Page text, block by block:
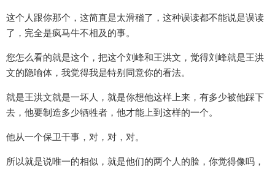
这个人跟你那个，这简直是太滑稽了，这种误读都不能说是误读
了，完全是疯马牛不相及的事。
您怎么看的就是这个，把这个刘峰和王洪文，觉得刘峰就是王洪
文的隐喻体，我觉得我是特别同意你的看法。
就是王洪文就是一坏人，就是你想他这样上来，有多少被他踩下
去，他要制造多少牺牲者，他才能上到这样的一个。
他从一个保卫干事，对，对，对。
所以就是说唯一的相似，就是他们的两个人的脸，你觉得像吗，